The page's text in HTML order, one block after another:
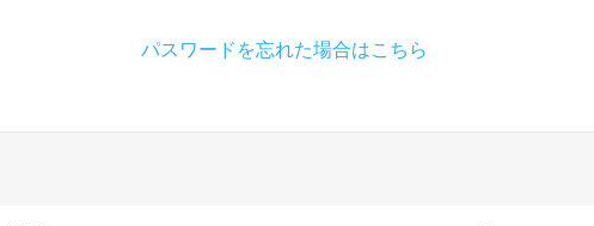
パスワードを忘れた場合はこちら